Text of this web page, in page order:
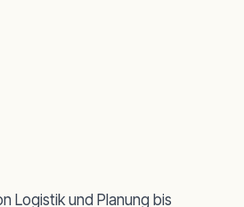
Logistik und Planung bis